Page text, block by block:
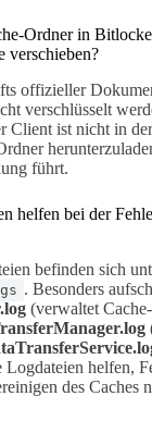
Ordner in
verschieben?
offizieller
verschlüsselt
Client ist nicht in
führt.
helfen bei der
befinden sich
. Besonders
(verwaltet
Logdateien helfen,
des Caches